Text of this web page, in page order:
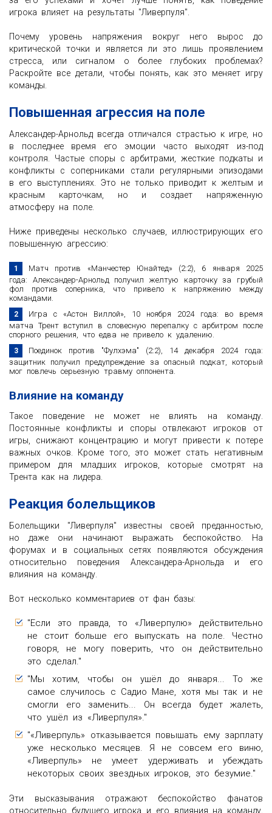
игрока влияет на результаты "Ливерпуля".
Почему уровень напряжения вокруг него вырос до
критической точки и является ли это лишь проявлением
стресса, или сигналом о более глубоких проблемах?
Раскройте все детали, чтобы понять, как это меняет игру
команды.
Повышенная агрессия на поле
Александер-Арнольд всегда отличался страстью к игре, но
в последнее время его эмоции часто выходят из-под
контроля. Частые споры с арбитрами, жесткие подкаты и
конфликты с соперниками стали регулярными эпизодами
в его выступлениях. Это не только приводит к желтым и
красным карточкам, но и создает напряженную
атмосферу на поле.
Ниже приведены несколько случаев, иллюстрирующих его
повышенную агрессию:
Матч против «Манчестер Юнайтед» (2:2), 6 января 2025
года: Александер-Арнольд получил желтую карточку за грубый
фол против соперника, что привело к напряжению между
командами.
Игра с «Астон Виллой», 10 ноября 2024 года: во время
матча Трент вступил в словесную перепалку с арбитром после
спорного решения, что едва не привело к удалению.
Поединок против "Фулхэма" (2:2), 14 декабря 2024 года:
защитник получил предупреждение за опасный подкат, который
мог повлечь серьезную травму оппонента.
Влияние на команду
Такое поведение не может не влиять на команду.
Постоянные конфликты и споры отвлекают игроков от
игры, снижают концентрацию и могут привести к потере
важных очков. Кроме того, это может стать негативным
примером для младших игроков, которые смотрят на
Трента как на лидера.
Реакция болельщиков
Болельщики "Ливерпуля" известны своей преданностью,
но даже они начинают выражать беспокойство. На
форумах и в социальных сетях появляются обсуждения
относительно поведения Александера-Арнольда и его
влияния на команду.
Вот несколько комментариев от фан базы:
"Если это правда, то «Ливерпулю» действительно
не стоит больше его выпускать на поле. Честно
говоря, не могу поверить, что он действительно
это сделал."
"Мы хотим, чтобы он ушёл до января... То же
самое случилось с Садио Мане, хотя мы так и не
смогли его заменить... Он всегда будет жалеть,
что ушёл из «Ливерпуля»."
"«Ливерпуль» отказывается повышать ему зарплату
уже несколько месяцев. Я не совсем его виню,
«Ливерпуль» не умеет удерживать и убеждать
некоторых своих звездных игроков, это безумие."
Эти высказывания отражают беспокойство фанатов
относительно будущего игрока и его влияния на команду.